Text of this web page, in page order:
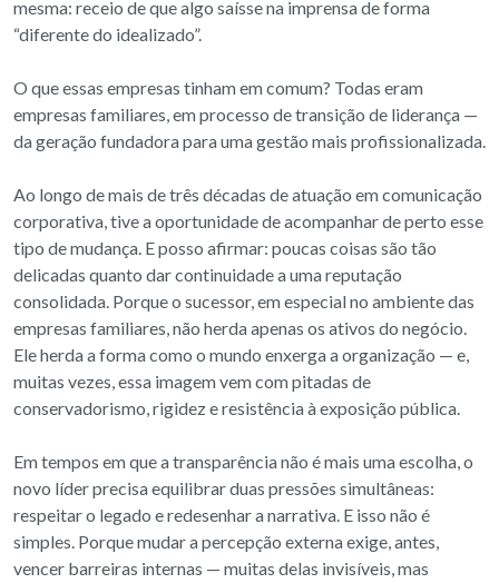
mesma: receio de que algo saísse na imprensa de forma
“diferente do idealizado”.
O que essas empresas tinham em comum? Todas eram
empresas familiares, em processo de transição de liderança —
da geração fundadora para uma gestão mais profissionalizada.
Ao longo de mais de três décadas de atuação em comunicação
corporativa, tive a oportunidade de acompanhar de perto esse
tipo de mudança. E posso afirmar: poucas coisas são tão
delicadas quanto dar continuidade a uma reputação
consolidada. Porque o sucessor, em especial no ambiente das
empresas familiares, não herda apenas os ativos do negócio.
Ele herda a forma como o mundo enxerga a organização — e,
muitas vezes, essa imagem vem com pitadas de
conservadorismo, rigidez e resistência à exposição pública.
Em tempos em que a transparência não é mais uma escolha, o
novo líder precisa equilibrar duas pressões simultâneas:
respeitar o legado e redesenhar a narrativa. E isso não é
simples. Porque mudar a percepção externa exige, antes,
vencer barreiras internas — muitas delas invisíveis, mas